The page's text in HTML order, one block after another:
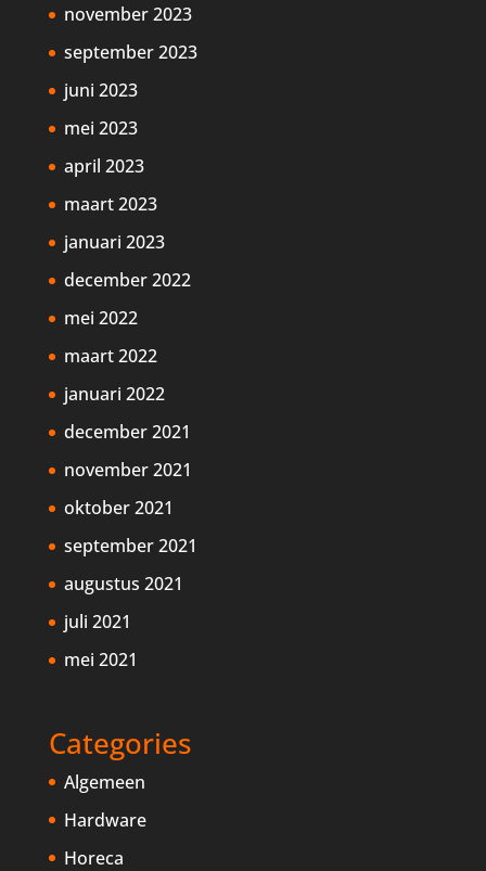
november 2023
september 2023
juni 2023
mei 2023
april 2023
maart 2023
januari 2023
december 2022
mei 2022
maart 2022
januari 2022
december 2021
november 2021
oktober 2021
september 2021
augustus 2021
juli 2021
mei 2021
Categories
Algemeen
Hardware
Horeca